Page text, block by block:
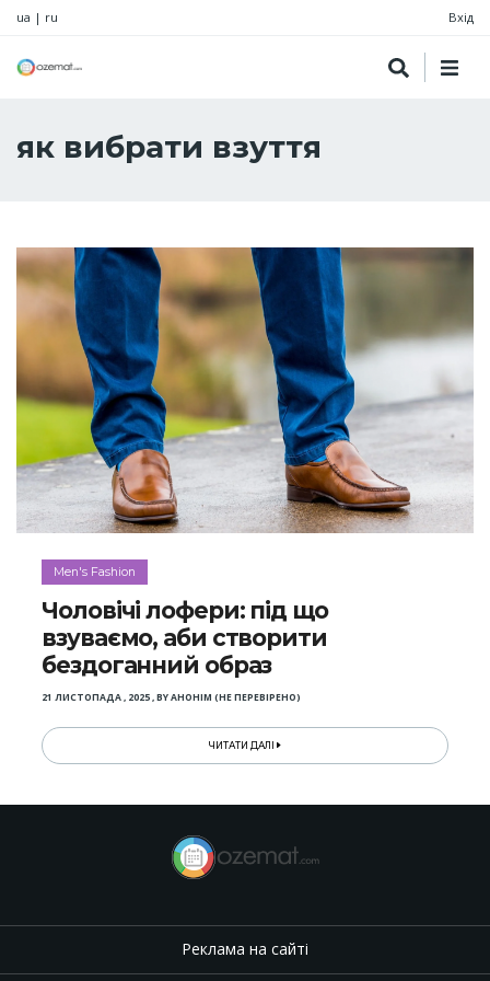
ua | ru Вхід
як вибрати взуття
Men's Fashion
Чоловічі лофери: під що
взуваємо, аби створити
бездоганний образ
21 ЛИСТОПАДА , 2025,BYАНОНІМ (НЕ ПЕРЕВІРЕНО)
ЧИТАТИ ДАЛІ
Реклама на сайті